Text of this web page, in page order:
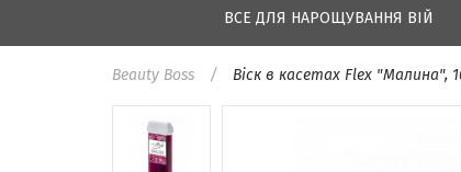
ВСЕ ДЛЯ НАРОЩУВАННЯ ВІЙ
Beauty Boss Віск в касетах Flex "Малина",